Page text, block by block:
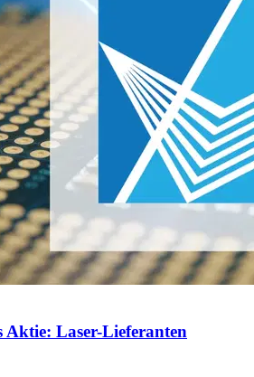
Aktie: Laser-Lieferanten